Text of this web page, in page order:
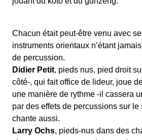
Chacun était peut-être venu avec
instruments orientaux n’étant
de percussion.
Didier Petit, pieds nus, pied droit
côté-, qui fait office de lideur, joue
une manière de rythme -il cassera
par des effets de percussions sur
chante aussi.
Larry Ochs, pieds-nus dans des